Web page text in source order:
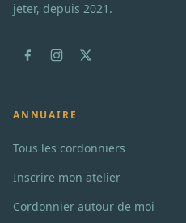
jeter, depuis 2021.
ANNUAIRE
Tous les cordonniers
Inscrire mon atelier
Cordonnier autour de moi